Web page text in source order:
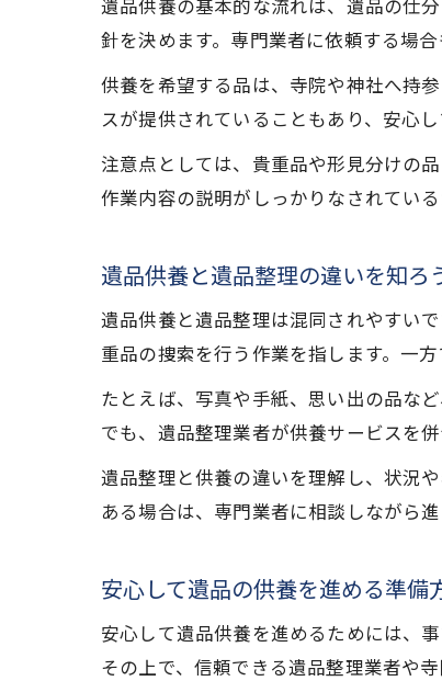
遺品供養の基本的な流れは、遺品の仕
針を決めます。専門業者に依頼する場
供養を希望する品は、寺院や神社へ持
スが提供されていることもあり、安心
注意点としては、貴重品や形見分けの
作業内容の説明がしっかりなされてい
遺品供養と遺品整理の違いを知ろ
遺品供養と遺品整理は混同されやすい
重品の捜索を行う作業を指します。一
たとえば、写真や手紙、思い出の品な
でも、遺品整理業者が供養サービスを
遺品整理と供養の違いを理解し、状況
ある場合は、専門業者に相談しながら
安心して遺品の供養を進める準備
安心して遺品供養を進めるためには、
その上で、信頼できる遺品整理業者や